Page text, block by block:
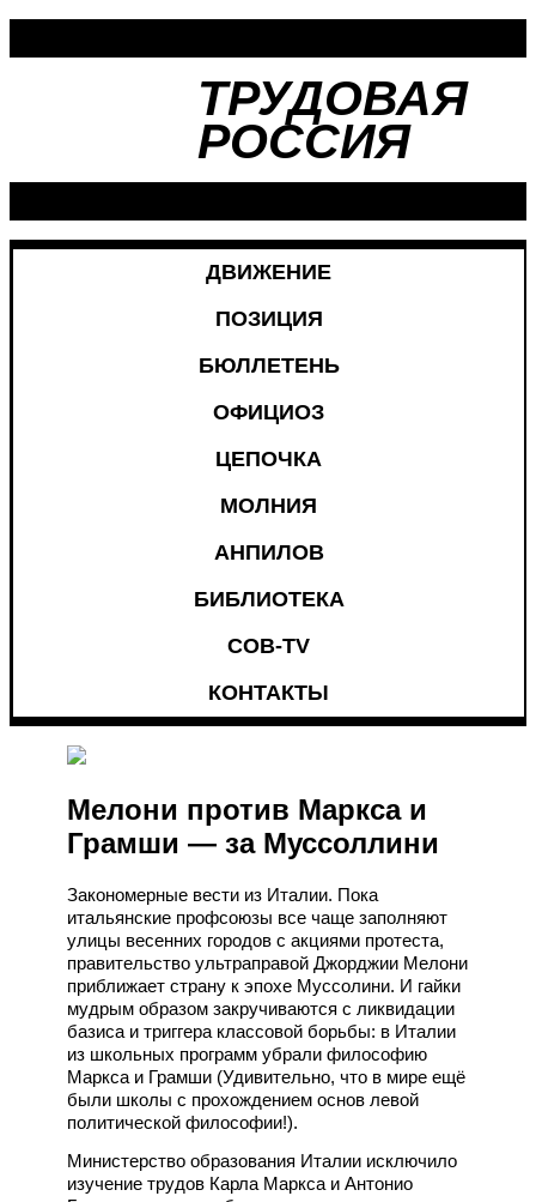
ТРУДОВАЯ
РОССИЯ
ДВИЖЕНИЕ
ПОЗИЦИЯ
БЮЛЛЕТЕНЬ
ОФИЦИОЗ
ЦЕПОЧКА
МОЛНИЯ
АНПИЛОВ
БИБЛИОТЕКА
СОВ-TV
КОНТАКТЫ
Мелони против Маркса и
Грамши — за Муссоллини
Закономерные вести из Италии. Пока
итальянские профсоюзы все чаще заполняют
улицы весенних городов с акциями протеста,
правительство ультраправой Джорджии Мелони
приближает страну к эпохе Муссолини. И гайки
мудрым образом закручиваются с ликвидации
базиса и триггера классовой борьбы: в Италии
из школьных программ убрали философию
Маркса и Грамши (Удивительно, что в мире ещё
были школы с прохождением основ левой
политической философии!).
Министерство образования Италии исключило
изучение трудов Карла Маркса и Антонио